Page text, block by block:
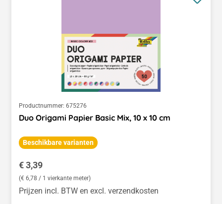
Productnummer: 675276
Duo Origami Papier Basic Mix, 10 x 10 cm
Beschikbare varianten
Normale prijs:
€ 3,39
(€ 6,78 / 1 vierkante meter)
Prijzen incl. BTW en excl. verzendkosten